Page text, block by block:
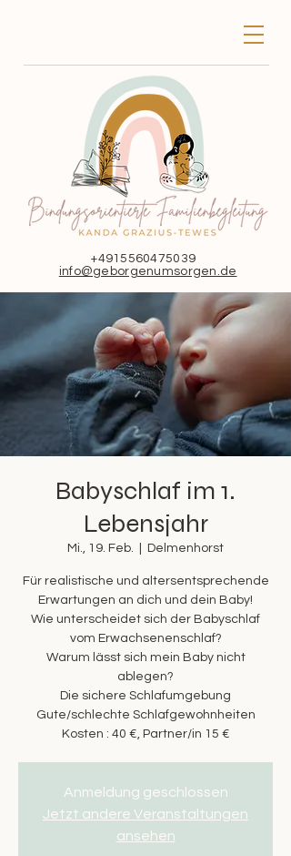
+4915560475039
info@geborgenumsorgen.de
Babyschlaf im 1.
Lebensjahr
Mi., 19. Feb. Delmenhorst
Für realistische und altersentsprechende
Erwartungen an dich und dein Baby!
Wie unterscheidet sich der Babyschlaf
vom Erwachsenenschlaf?
Warum lässt sich mein Baby nicht
ablegen?
Die sichere Schlafumgebung
Gute/schlechte Schlafgewohnheiten
Kosten : 40 €, Partner/in 15 €
Anmeldung geschlossen
Jetzt andere Veranstaltungen
ansehen